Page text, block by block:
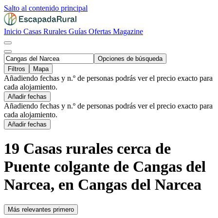
Salto al contenido principal
Inicio Casas Rurales Guías Ofertas Magazine
Opciones de búsqueda
Filtros
Mapa
Añadiendo fechas y n.º de personas podrás ver el precio exacto para
cada alojamiento.
Añadir fechas
Añadiendo fechas y n.º de personas podrás ver el precio exacto para
cada alojamiento.
Añadir fechas
19 Casas rurales cerca de
Puente colgante de Cangas del
Narcea, en Cangas del Narcea
Más relevantes primero